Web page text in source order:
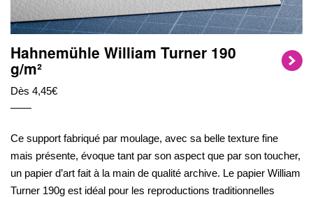
Hahnemühle William Turner 190
g/m²
Dès 4,45€
Ce support fabriqué par moulage, avec sa belle texture fine
mais présente, évoque tant par son aspect que par son toucher,
un papier d’art fait à la main de qualité archive. Le papier William
Turner 190g est idéal pour les reproductions traditionnelles